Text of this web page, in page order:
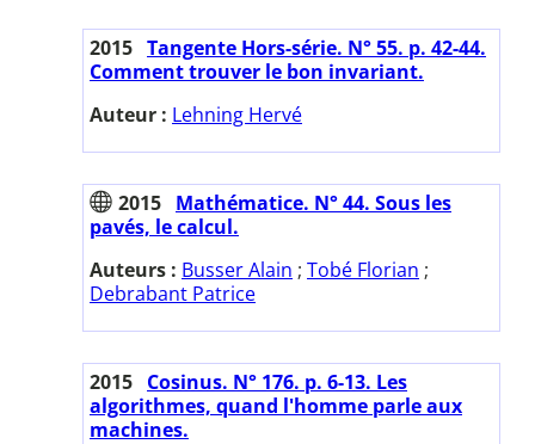
2015 Tangente Hors-série. N° 55. p. 42-44.
Comment trouver le bon invariant.
Auteur : Lehning Hervé
2015 Mathématice. N° 44. Sous les
pavés, le calcul.
Auteurs : Busser Alain ; Tobé Florian ;
Debrabant Patrice
2015 Cosinus. N° 176. p. 6-13. Les
algorithmes, quand l'homme parle aux
machines.